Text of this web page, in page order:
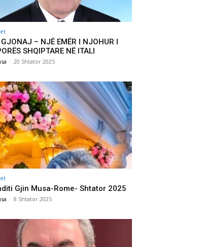
GJONAJ – NJË EMËR I NJOHUR I
SHQIPTARE NË ITALI
- 20 Shtator 2025
Gjin Musa-Rome- Shtator 2025
- 8 Shtator 2025